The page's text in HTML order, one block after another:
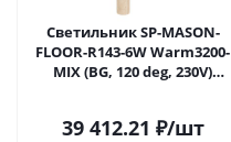
Светильник SP-MASON-
FLOOR-R143-6W Warm3200-
MIX (BG, 120 deg, 230V)
39 412.21 ₽/шт